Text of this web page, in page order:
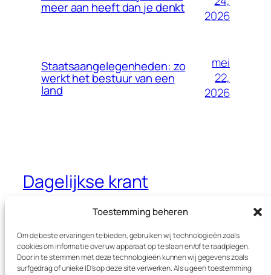
Toestemming beheren
Om de beste ervaringen te bieden, gebruiken wij technologieën zoals
cookies om informatie over uw apparaat op te slaan en/of te raadplegen.
Door in te stemmen met deze technologieën kunnen wij gegevens zoals
surfgedrag of unieke ID's op deze site verwerken. Als u geen toestemming
meer aan heeft dan je denkt
2026
Staatsaangelegenheden: zo
werkt het bestuur van een
land
mei
22,
2026
Dagelijkse krant
Jouw dagelijkse krant met interessante